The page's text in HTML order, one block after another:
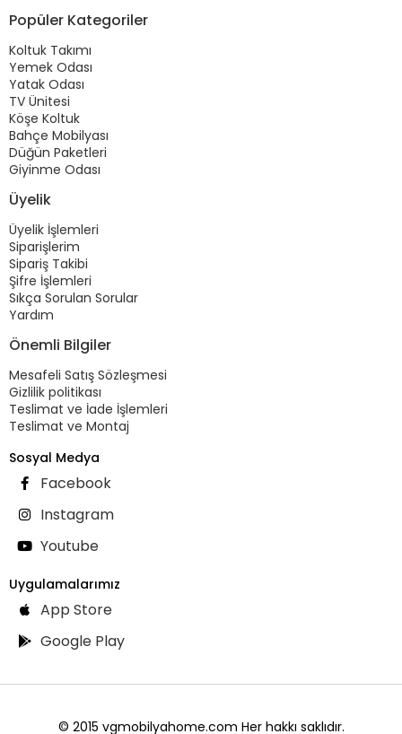
Popüler Kategoriler
Koltuk Takımı
Yemek Odası
Yatak Odası
TV Ünitesi
Köşe Koltuk
Bahçe Mobilyası
Düğün Paketleri
Giyinme Odası
Üyelik
Üyelik İşlemleri
Siparişlerim
Sipariş Takibi
Şifre İşlemleri
Sıkça Sorulan Sorular
Yardım
Önemli Bilgiler
Mesafeli Satış Sözleşmesi
Gizlilik politikası
Teslimat ve İade İşlemleri
Teslimat ve Montaj
Sosyal Medya
Facebook
Instagram
Youtube
Uygulamalarımız
App Store
Google Play
© 2015 vgmobilyahome.com Her hakkı saklıdır.